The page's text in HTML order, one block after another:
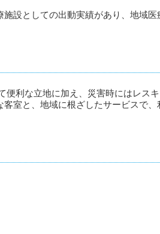
設としての出動実績があり、地域医
便利な立地に加え、災害時にはレスキ
室と、地域に根ざしたサービスで、